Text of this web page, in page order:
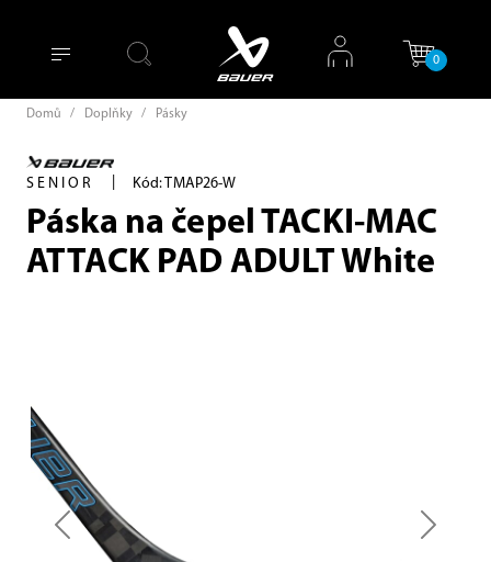
0
Domů / Doplňky / Pásky
SENIOR Kód: TMAP26-W
Páska na čepel TACKI-MAC
ATTACK PAD ADULT White
Previous Next